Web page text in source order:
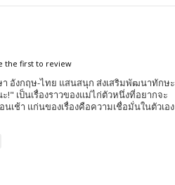
the first to review
อังกฤษ-ไทย แสนสนุก ส่งเสริมพัฒนาทักษะ
เป็นเรื่องราวของแม่ไก่ตัวหนึ่งที่อยากจะ
เช้า แก่นของเรื่องคือความเชื่อมั่นในตัวเอง